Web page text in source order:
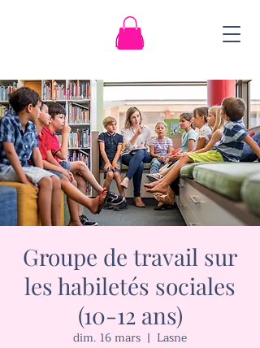
Groupe de travail sur
les habiletés sociales
(10-12 ans)
dim. 16 mars
  |
Lasne